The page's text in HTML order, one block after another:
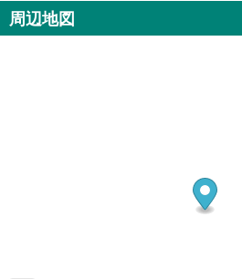
周辺地図